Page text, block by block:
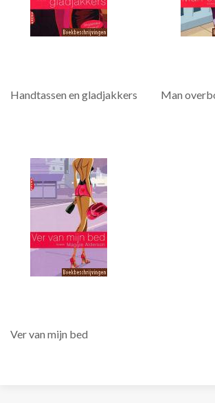
Handtassen en gladjakkers Man
Ver van mijn bed